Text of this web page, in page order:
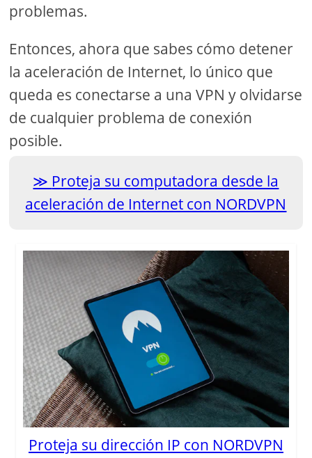
problemas.
Entonces, ahora que sabes cómo detener
la aceleración de Internet, lo único que
queda es conectarse a una VPN y olvidarse
de cualquier problema de conexión
posible.
Proteja su computadora desde la
aceleración de Internet con NORDVPN
Proteja su dirección IP con NORDVPN